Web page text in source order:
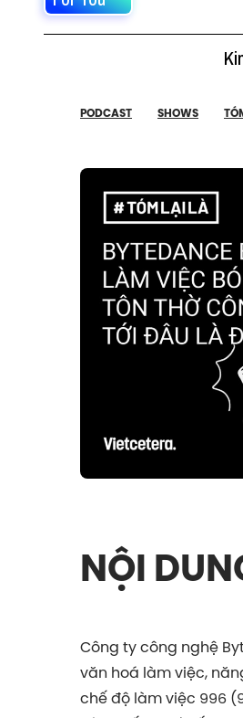
PODCAST SHOWS
NỘI
Công ty công nghệ
văn hoá làm việc,
chế độ làm việc 996